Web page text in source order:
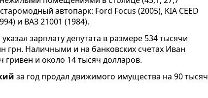
автопарк: Ford Focus (2005), KIA CEED
и ВАЗ 21001 (1984).
зарплату депутата в размере 534 тысячи
грн. Наличными и на банковских счетах Иван
и около 14 тысяч долларов.
за год продал движимого имущества на 90 тысяч